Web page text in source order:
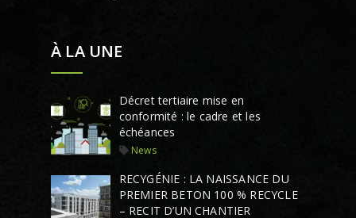
À LA UNE
Décret tertiaire mise en
conformité : le cadre et les
échéances
News
RECYGÉNIE : LA NAISSANCE DU
PREMIER BETON 100 % RECYCLE
– RECIT D’UN CHANTIER